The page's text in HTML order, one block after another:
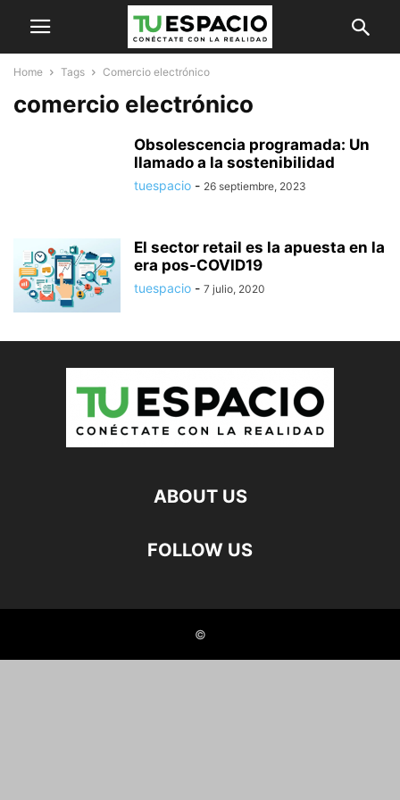
Home Tags Comercio electrónico
comercio electrónico
Obsolescencia programada: Un
llamado a la sostenibilidad
tuespacio - 26 septiembre, 2023
El sector retail es la apuesta en la
era pos-COVID19
tuespacio - 7 julio, 2020
ABOUT US
FOLLOW US
©